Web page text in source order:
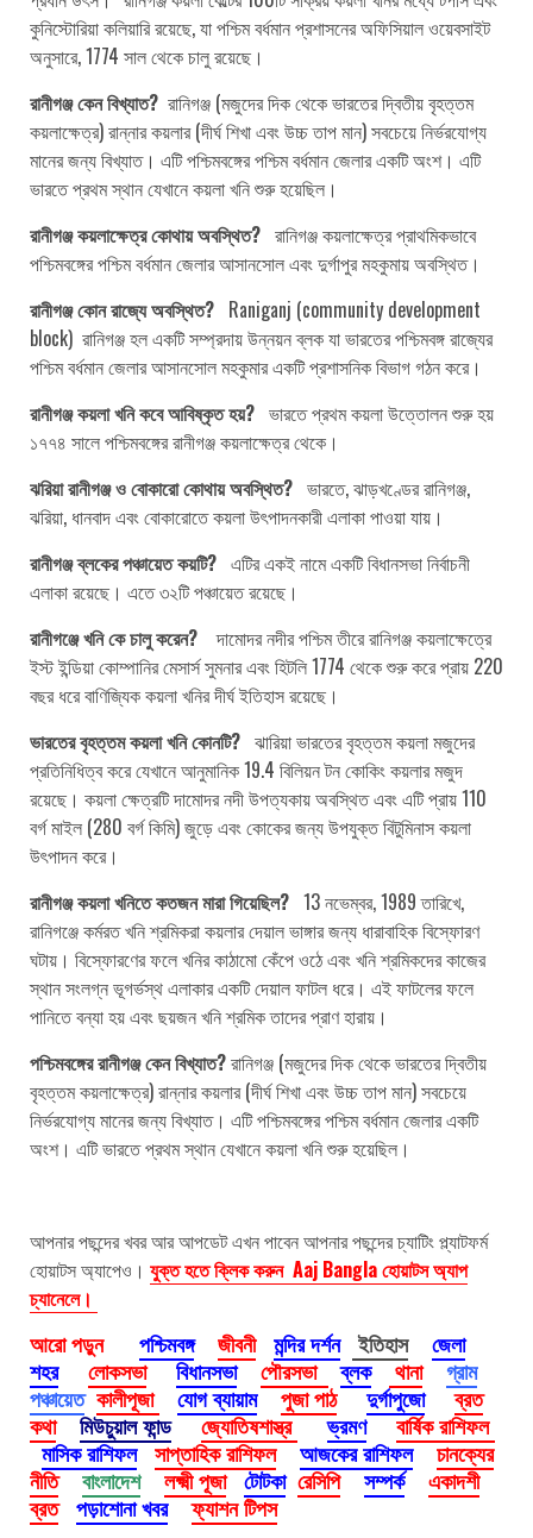
কুনিস্টোরিয়া কলিয়ারি রয়েছে, যা পশ্চিম বর্ধমান প্রশাসনের অফিসিয়াল ওয়েবসাইট
অনুসারে, 1774 সাল থেকে চালু রয়েছে।
রানীগঞ্জ কেন বিখ্যাত? রানিগঞ্জ (মজুদের দিক থেকে ভারতের দ্বিতীয় বৃহত্তম
কয়লাক্ষেত্র) রান্নার কয়লার (দীর্ঘ শিখা এবং উচ্চ তাপ মান) সবচেয়ে নির্ভরযোগ্য
মানের জন্য বিখ্যাত। এটি পশ্চিমবঙ্গের পশ্চিম বর্ধমান জেলার একটি অংশ। এটি
ভারতে প্রথম স্থান যেখানে কয়লা খনি শুরু হয়েছিল।
রানীগঞ্জ কয়লাক্ষেত্র কোথায় অবস্থিত? রানিগঞ্জ কয়লাক্ষেত্র প্রাথমিকভাবে
পশ্চিমবঙ্গের পশ্চিম বর্ধমান জেলার আসানসোল এবং দুর্গাপুর মহকুমায় অবস্থিত।
রানীগঞ্জ কোন রাজ্যে অবস্থিত? Raniganj (community development
block) রানিগঞ্জ হল একটি সম্প্রদায় উন্নয়ন ব্লক যা ভারতের পশ্চিমবঙ্গ রাজ্যের
পশ্চিম বর্ধমান জেলার আসানসোল মহকুমার একটি প্রশাসনিক বিভাগ গঠন করে।
রানীগঞ্জ কয়লা খনি কবে আবিষ্কৃত হয়? ভারতে প্রথম কয়লা উত্তোলন শুরু হয়
১৭৭৪ সালে পশ্চিমবঙ্গের রানীগঞ্জ কয়লাক্ষেত্র থেকে।
ঝরিয়া রানীগঞ্জ ও বোকারো কোথায় অবস্থিত? ভারতে, ঝাড়খণ্ডের রানিগঞ্জ,
ঝরিয়া, ধানবাদ এবং বোকারোতে কয়লা উৎপাদনকারী এলাকা পাওয়া যায়।
রানীগঞ্জ ব্লকের পঞ্চায়েত কয়টি? এটির একই নামে একটি বিধানসভা নির্বাচনী
এলাকা রয়েছে। এতে ৩২টি পঞ্চায়েত রয়েছে।
রানীগঞ্জে খনি কে চালু করেন? দামোদর নদীর পশ্চিম তীরে রানিগঞ্জ কয়লাক্ষেত্রে
ইস্ট ইন্ডিয়া কোম্পানির মেসার্স সুমনার এবং হিটলি 1774 থেকে শুরু করে প্রায় 220
বছর ধরে বাণিজ্যিক কয়লা খনির দীর্ঘ ইতিহাস রয়েছে।
ভারতের বৃহত্তম কয়লা খনি কোনটি? ঝারিয়া ভারতের বৃহত্তম কয়লা মজুদের
প্রতিনিধিত্ব করে যেখানে আনুমানিক 19.4 বিলিয়ন টন কোকিং কয়লার মজুদ
রয়েছে। কয়লা ক্ষেত্রটি দামোদর নদী উপত্যকায় অবস্থিত এবং এটি প্রায় 110
বর্গ মাইল (280 বর্গ কিমি) জুড়ে এবং কোকের জন্য উপযুক্ত বিটুমিনাস কয়লা
উৎপাদন করে।
রানীগঞ্জ কয়লা খনিতে কতজন মারা গিয়েছিল? 13 নভেম্বর, 1989 তারিখে,
রানিগঞ্জে কর্মরত খনি শ্রমিকরা কয়লার দেয়াল ভাঙ্গার জন্য ধারাবাহিক বিস্ফোরণ
ঘটায়। বিস্ফোরণের ফলে খনির কাঠামো কেঁপে ওঠে এবং খনি শ্রমিকদের কাজের
স্থান সংলগ্ন ভূগর্ভস্থ এলাকার একটি দেয়াল ফাটল ধরে। এই ফাটলের ফলে
পানিতে বন্যা হয় এবং ছয়জন খনি শ্রমিক তাদের প্রাণ হারায়।
পশ্চিমবঙ্গের রানীগঞ্জ কেন বিখ্যাত?রানিগঞ্জ (মজুদের দিক থেকে ভারতের দ্বিতীয়
বৃহত্তম কয়লাক্ষেত্র) রান্নার কয়লার (দীর্ঘ শিখা এবং উচ্চ তাপ মান) সবচেয়ে
নির্ভরযোগ্য মানের জন্য বিখ্যাত। এটি পশ্চিমবঙ্গের পশ্চিম বর্ধমান জেলার একটি
অংশ। এটি ভারতে প্রথম স্থান যেখানে কয়লা খনি শুরু হয়েছিল।
আপনার পছন্দের খবর আর আপডেট এখন পাবেন আপনার পছন্দের চ্যাটিং প্ল্যাটফর্ম
হোয়াটস অ্যাপেও। যুক্ত হতে ক্লিক করুন Aaj Bangla হোয়াটস অ্যাপ
চ্যানেলে।
আরো পড়ুন পশ্চিমবঙ্গ জীবনী মন্দির দর্শন ইতিহাস
জেলা
শহর
লোকসভা বিধানসভা পৌরসভা ব্লক থানা
গ্রাম
পঞ্চায়েত কালীপূজা যোগ ব্যায়াম পুজা পাঠ দুর্গাপুজো
ব্রত
কথা
মিউচুয়াল ফান্ড জ্যোতিষশাস্ত্র ভ্রমণ
বার্ষিক রাশিফল
মাসিক রাশিফল সাপ্তাহিক রাশিফল আজকের রাশিফল
চানক্যের
নীতি
বাংলাদেশ লক্ষ্মী পূজা টোটকা রেসিপি সম্পর্ক
একাদশী
ব্রত পড়াশোনা খবর ফ্যাশন টিপস